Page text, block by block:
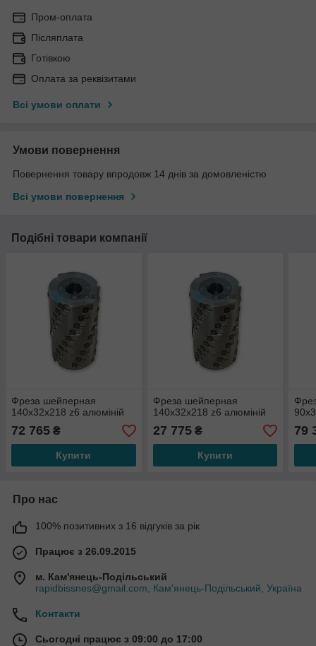
Пром-оплата
Післяплата
Готівкою
Оплата за реквізитами
Всі умови оплати
Умови повернення
Повернення товару впродовж 14 днів за домовленістю
Всі умови повернення
Подібні товари компанії
Фреза шейперная
140х32х218 z6 алюміній
72 765 ₴
Купити
Фреза шейперная
140х32х218 z6 алюміній
27 775₴
Купити
79
Про нас
100% позитивних з 16 відгуків за рік
Працює з 26.09.2015
м. Кам'янець-Подільський
rapidbissnes@gmail.com, Кам'янець-Подільський, Україна
Контакти
Сьогодні працює з 09:00 до 17:00